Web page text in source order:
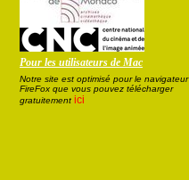
Pour les utilisateurs de Mac
Notre site est optimisé pour le navigateur
FireFox que vous pouvez télécharger
gratuitement ici